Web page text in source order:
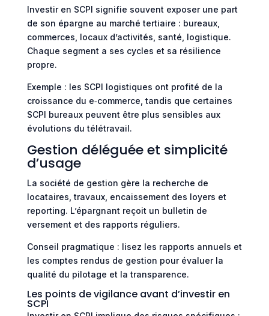
Investir en SCPI signifie souvent exposer une part
de son épargne au marché tertiaire : bureaux,
commerces, locaux d’activités, santé, logistique.
Chaque segment a ses cycles et sa résilience
propre.
Exemple : les SCPI logistiques ont profité de la
croissance du e‑commerce, tandis que certaines
SCPI bureaux peuvent être plus sensibles aux
évolutions du télétravail.
Gestion déléguée et simplicité
d’usage
La société de gestion gère la recherche de
locataires, travaux, encaissement des loyers et
reporting. L’épargnant reçoit un bulletin de
versement et des rapports réguliers.
Conseil pragmatique : lisez les rapports annuels et
les comptes rendus de gestion pour évaluer la
qualité du pilotage et la transparence.
Les points de vigilance avant d’investir en
SCPI